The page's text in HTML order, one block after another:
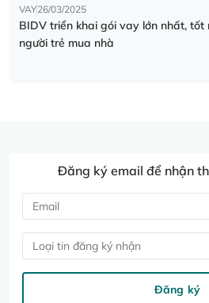
VAY26/03/2025
BIDV triển khai gói vay lớn nhất, tốt
người trẻ mua nhà
Đăng ký email để nhận
Loại tin đăng ký nhận
Đăng ký